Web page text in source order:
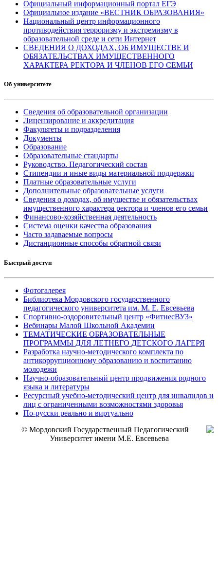
Официальный информационный портал ЕГЭ
Официальное издание «ВЕСТНИК ОБРАЗОВАНИЯ»
Национальный центр информационного
противодействия терроризму и экстремизму в
образовательной среде и сети Интернет
СВЕДЕНИЯ О ДОХОДАХ, ОБ ИМУЩЕСТВЕ И
ОБЯЗАТЕЛЬСТВАХ ИМУЩЕСТВЕННОГО
ХАРАКТЕРА РЕКТОРА И ЧЛЕНОВ ЕГО СЕМЬИ
Об университете
Сведения об образовательной организации
Лицензирование и аккредитация
Факультеты и подразделения
Документы
Образование
Образовательные стандарты
Руководство. Педагогический состав
Стипендии и иные виды материальной поддержки
Платные образовательные услуги
Дополнительные образовательные услуги
Сведения о доходах, об имуществе и обязательствах
имущественного характера ректора и членов его семьи
Финансово-хозяйственная деятельность
Система оценки качества образования
Часто задаваемые вопросы
Дистанционные способы обратной связи
Быстрый доступ
Фотогалерея
Библиотека Мордовского государственного
педагогического университета им. М. Е. Евсевьева
Спортивно-оздоровительный центр «ФитнесВУЗ»
Вебинары Малой Школьной Академии
ТЕМАТИЧЕСКИЕ ОБРАЗОВАТЕЛЬНЫЕ
ПРОГРАММЫ ДЛЯ ЛЕТНЕГО ДЕТСКОГО ЛАГЕРЯ
Разработка научно-методического комплекта по
антикоррупционному образованию и воспитанию
молодежи
Научно-образовательный центр продвижения родного
языка и литературы
Ресурсный учебно-методический центр для инвалидов и
лиц с ограниченными возможностями здоровья
По-русски реально и виртуально
© Мордовский Государственный Педагогический
Университет имени М.Е. Евсевьева